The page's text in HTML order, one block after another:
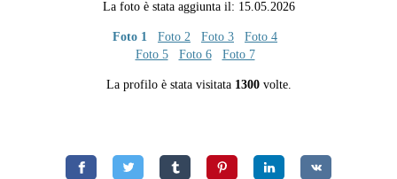
La foto è stata aggiunta il: 15.05.2026
Foto 1 Foto 2 Foto 3
Foto 4
Foto 5
Foto 6 Foto 7
La profilo è stata visitata 1300volte.